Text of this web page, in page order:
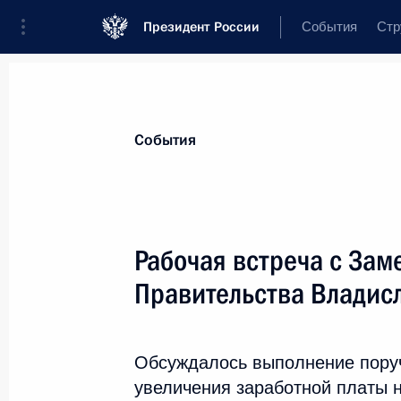
Президент России События
Интервью Сергея Иванова
15 февраля 2014 года, 21:00
Обращение Владимира Путина в
События
Рабочая встреча с
Правительства
Обсуждалось выполнение
увеличения заработной платы